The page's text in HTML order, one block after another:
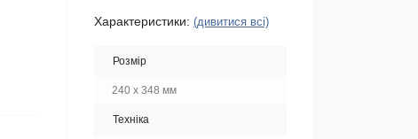
Характеристики: (дивитися всі)
Розмір
240 х 348 мм
Техніка